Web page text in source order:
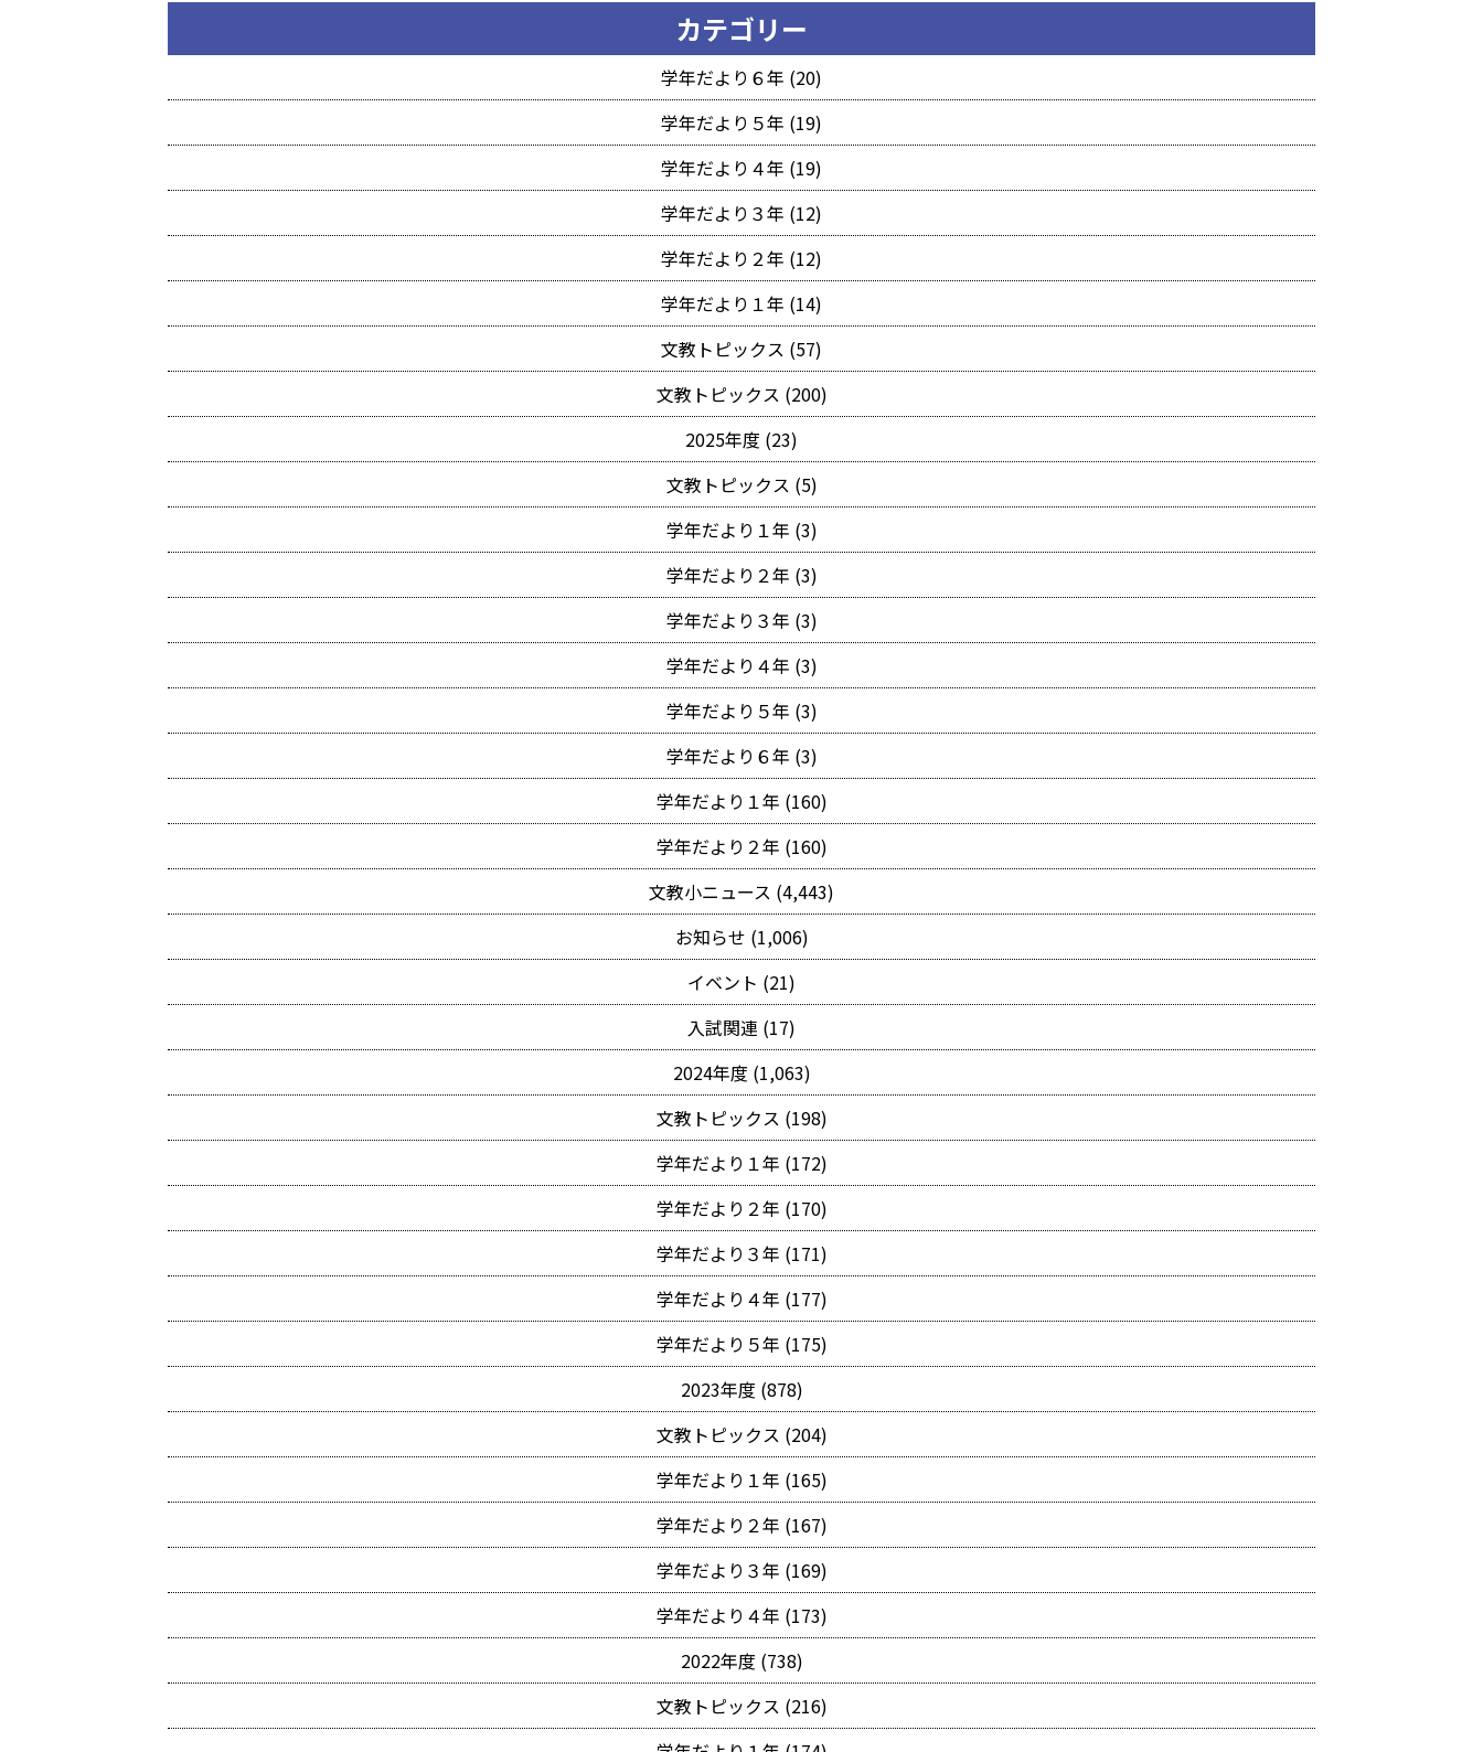
カテゴリー
学年だより６年 (20)
学年だより５年 (19)
学年だより４年 (19)
学年だより３年 (12)
学年だより２年 (12)
学年だより１年 (14)
文教トピックス (57)
文教トピックス (200)
2025年度 (23)
文教トピックス (5)
学年だより１年 (3)
学年だより２年 (3)
学年だより３年 (3)
学年だより４年 (3)
学年だより５年 (3)
学年だより６年 (3)
学年だより１年 (160)
学年だより２年 (160)
文教小ニュース (4,443)
お知らせ (1,006)
イベント (21)
入試関連 (17)
2024年度 (1,063)
文教トピックス (198)
学年だより１年 (172)
学年だより２年 (170)
学年だより３年 (171)
学年だより４年 (177)
学年だより５年 (175)
2023年度 (878)
文教トピックス (204)
学年だより１年 (165)
学年だより２年 (167)
学年だより３年 (169)
学年だより４年 (173)
2022年度 (738)
文教トピックス (216)